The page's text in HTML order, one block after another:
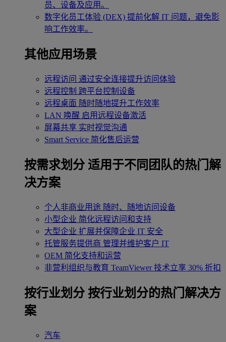
员、设备及应用。
数字化员工体验 (DEX) 提前化解 IT 问题，避免影
响工作效率。
其他应用场景
远程访问 通过安全连接提升访问体验
远程控制 跨平台控制设备
远程桌面 随时随地提升工作效率
LAN 唤醒 启用远程设备激活
屏幕共享 实时视觉沟通
Smart Service 简化售后运营
按需求划分 适用于不同团队的热门解
决方案
个人非商业用途 随时、随地访问设备
小型企业 简化远程访问和支持
大型企业 扩展并保障企业 IT 安全
托管服务提供商 管理并维护客户 IT
OEM 简化支持和运营
非营利组织与教育 TeamViewer 技术立享 30% 折扣
‌按行业划分 按行业划分的热门解决方
案
汽车